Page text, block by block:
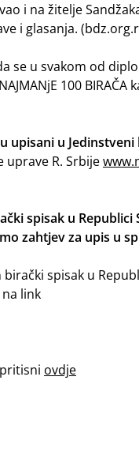
i na žitelje
i glasanja.
se u svakom od
100
upisani u Jedinstveni
R. Srbije
spisak u Republici
zahtjev za upis u
birački spisak u
link
ovdje